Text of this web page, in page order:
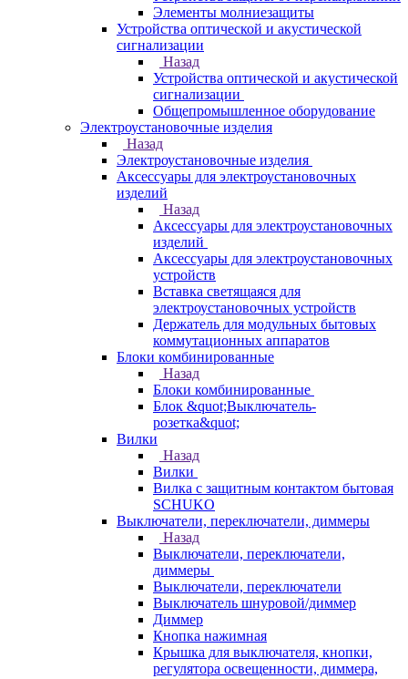
Элементы молниезащиты
Устройства оптической и акустической
сигнализации
Назад
Устройства оптической и акустической
сигнализации
Общепромышленное оборудование
Электроустановочные изделия
Назад
Электроустановочные изделия
Аксессуары для электроустановочных
изделий
Назад
Аксессуары для электроустановочных
изделий
Аксессуары для электроустановочных
устройств
Вставка светящаяся для
электроустановочных устройств
Держатель для модульных бытовых
коммутационных аппаратов
Блоки комбинированные
Назад
Блоки комбинированные
Блок &quot;Выключатель-
розетка&quot;
Вилки
Назад
Вилки
Вилка с защитным контактом бытовая
SCHUKO
Выключатели, переключатели, диммеры
Назад
Выключатели, переключатели,
диммеры
Выключатели, переключатели
Выключатель шнуровой/диммер
Диммер
Кнопка нажимная
Крышка для выключателя, кнопки,
регулятора освещенности, диммера,